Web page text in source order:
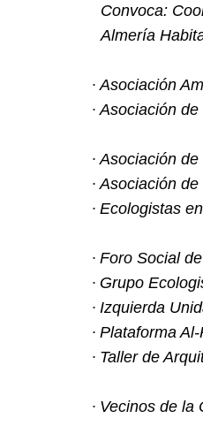
Convoca:
Almería
· Asociación
· Asociación de
· Asociación de
· Asociación de
· Ecologistas
· Foro Social
· Grupo
· Izquierda
· Plataforma
· Taller de
· Vecinos de la